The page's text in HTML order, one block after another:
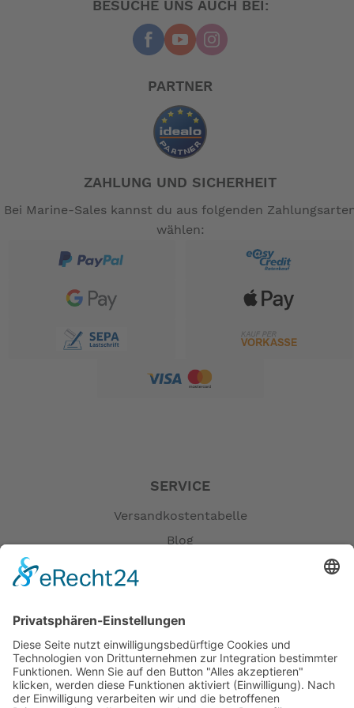
BESUCHE UNS AUCH BEI:
PARTNER
ZAHLUNG UND SICHERHEIT
Bei Marine-Sales kannst du aus folgenden
wählen:
SERVICE
Versandkostentabelle
Blog
Öffnungszeiten
Versandpartner
Verfügbarkeiten